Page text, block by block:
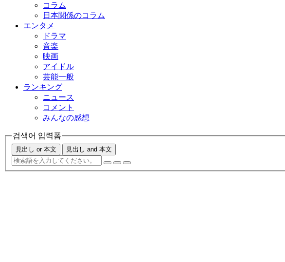
コラム
日本関係のコラム
エンタメ
ドラマ
音楽
映画
アイドル
芸能一般
ランキング
ニュース
コメント
みんなの感想
검색어 입력폼
見出し or 本文 見出し and 本文